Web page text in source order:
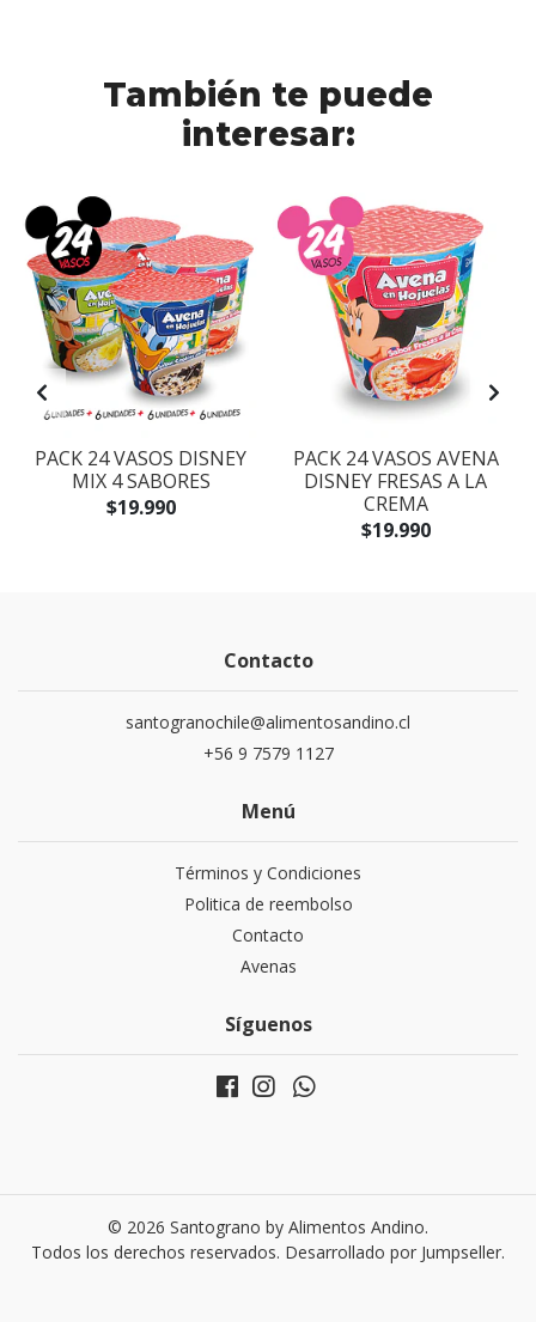
También te puede
interesar:
PACK 24 VASOS DISNEY
MIX 4 SABORES
$19.990
PACK 24 VASOS AVENA
DISNEY FRESAS A LA
CREMA
$19.990
Contacto
santogranochile@alimentosandino.cl
+56 9 7579 1127
Menú
Términos y Condiciones
Politica de reembolso
Contacto
Avenas
Síguenos
© 2026 Santograno by Alimentos Andino.
Todos los derechos reservados. Desarrollado por Jumpseller.